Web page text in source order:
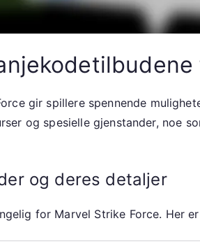
gir spillere spennende
og spesielle gjenstander,
og deres detaljer
for Marvel Strike Force. Her